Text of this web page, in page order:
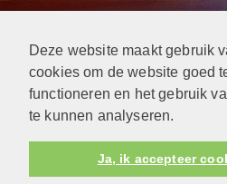
Deze website maakt gebruik
cookies om de website goed
functioneren en het gebruik
te kunnen analyseren.
Ja, ik accepteer
Protestantsekerk.net is een
dienstenorganisatie van de
enHuman Content